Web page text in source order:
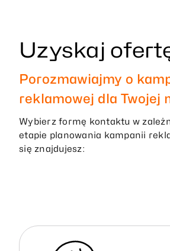
Uzyskaj
Porozmawiajmy o
reklamowej dla Twojej
Wybierz formę kontaktu w
etapie planowania kampanii
się znajdujesz: